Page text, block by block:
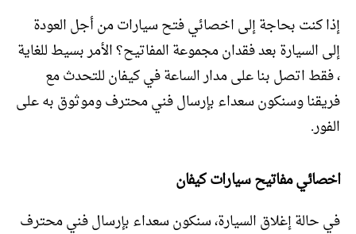
إذا كنت بحاجة إلى اخصائي فتح سيارات من أجل العودة
إلى السيارة بعد فقدان مجموعة المفاتيح؟ الأمر بسيط للغاية
، فقط اتصل بنا على مدار الساعة في كيفان للتحدث مع
فريقنا وسنكون سعداء بإرسال فني محترف وموثوق به على
الفور.
اخصائي مفاتيح سيارات كيفان
في حالة إغلاق السيارة، سنكون سعداء بإرسال فني محترف